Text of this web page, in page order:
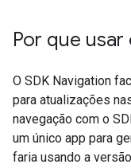
Por que usar
O SDK Navigation
para atualizações
navegação com o
um único app para
faria usando a